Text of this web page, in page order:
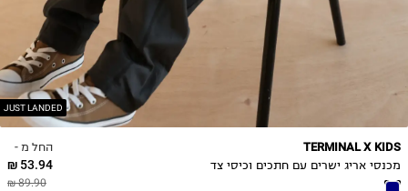
JUST LANDED
החל מ -
53.94 ₪
89.90 ₪
TERMINAL X KIDS
מכנסי אריג ישרים עם חתכים וכיסי צד